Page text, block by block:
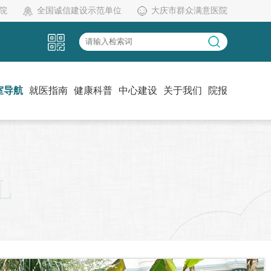
全国诚信建设示范单位 大庆市群众满意医院
导航 就医指南 健康科普 中心建设 关于我们 院报